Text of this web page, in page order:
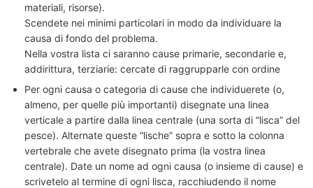
materiali, risorse).
Scendete nei minimi particolari in modo da individuare la
causa di fondo del problema.
Nella vostra lista ci saranno cause primarie, secondarie e,
addirittura, terziarie: cercate di raggrupparle con ordine
Per ogni causa o categoria di cause che individuerete (o,
almeno, per quelle più importanti) disegnate una linea
verticale a partire dalla linea centrale (una sorta di “lisca” del
pesce). Alternate queste “lische” sopra e sotto la colonna
vertebrale che avete disegnato prima (la vostra linea
centrale). Date un nome ad ogni causa (o insieme di cause) e
scrivetelo al termine di ogni lisca, racchiudendo il nome